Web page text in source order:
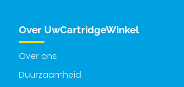
Over UwCartridgeWinkel
Over ons
Duurzaamheid